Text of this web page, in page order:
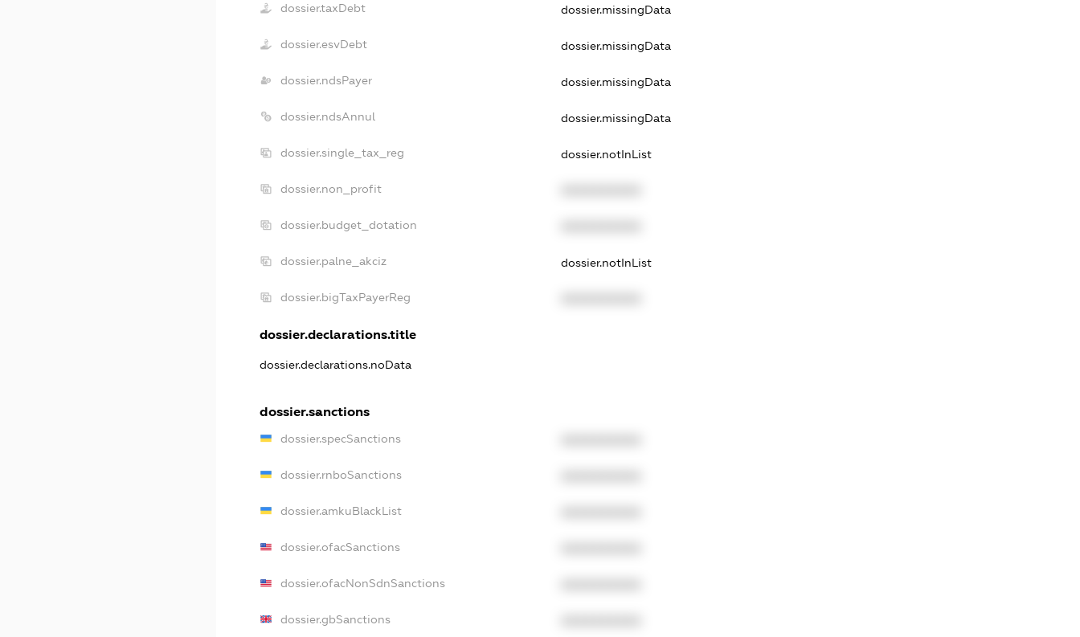
dossier.taxDebt dossier.missingData
dossier.esvDebt dossier.missingData
dossier.ndsPayer dossier.missingData
dossier.ndsAnnul dossier.missingData
dossier.single_tax_reg dossier.notInList
dossier.non_profit
dossier.budget_dotation
dossier.palne_akciz dossier.notInList
dossier.bigTaxPayerReg
dossier.declarations.title
dossier.declarations.noData
dossier.sanctions
dossier.specSanctions
dossier.rnboSanctions
dossier.amkuBlackList
dossier.ofacSanctions
dossier.ofacNonSdnSanctions
dossier.gbSanctions